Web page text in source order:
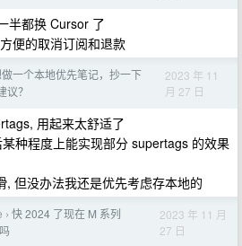
半都换 Cursor 了
便的取消订阅和退款
一个本地优先笔记，抄一下
？
2023 年 11
月 27 日
用起来太舒适了
种程度上能实现部分 supertags 的效果
, 但没办法我还是优先考虑存本地的
› 快 2024 了现在 M 系列
2023 年 11 月
27 日